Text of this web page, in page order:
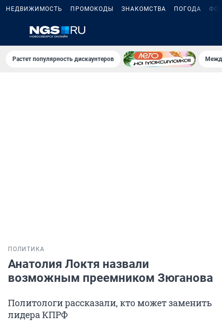
НЕДВИЖИМОСТЬ ПРОМОКОДЫ ЗНАКОМСТВА ПОГОДА
Растет популярность дискаунтеров
ПОЛИТИКА
Анатолия Локтя назвали
возможным преемником Зюганова
Политологи рассказали, кто может заменить
лидера КПРФ